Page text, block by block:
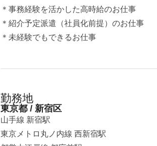
＊事務経験を活かした高時給のお仕事
＊紹介予定派遣（社員化前提）のお仕事
＊未経験でもできるお仕事
勤務地
東京都 / 新宿区
山手線 新宿駅
東京メトロ丸ノ内線 西新宿駅